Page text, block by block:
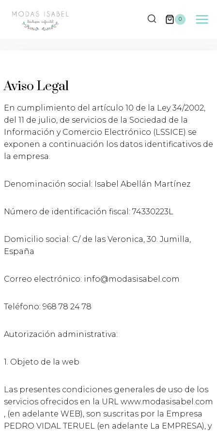
contenido
0
Aviso Legal
En cumplimiento del artículo 10 de la Ley 34/2002,
del 11 de julio, de servicios de la Sociedad de la
Información y Comercio Electrónico (LSSICE) se
exponen a continuación los datos identificativos de
la empresa.
Denominación social: Isabel Abellán Martínez
Número de identificación fiscal: 74330223L
Domicilio social: C/ de las Veronica, 30. Jumilla,
España
Correo electrónico: info@modasisabel.com
Teléfono: 968 78 24 78
Autorización administrativa:
1. Objeto de la web
Las presentes condiciones generales de uso de los
servicios ofrecidos en la URL www.modasisabel.com
, (en adelante WEB), son suscritas por la Empresa
PEDRO VIDAL TERUEL (en adelante La EMPRESA), y